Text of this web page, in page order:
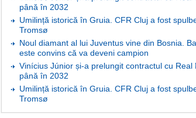
până în 2032
Umilință istorică în Gruia. CFR Cluj a fost
Tromsø
Noul diamant al lui Juventus vine din Bosnia.
este convins că va deveni campion
Vinícius Júnior și-a prelungit contractul cu Real
până în 2032
Umilință istorică în Gruia. CFR Cluj a fost
Tromsø